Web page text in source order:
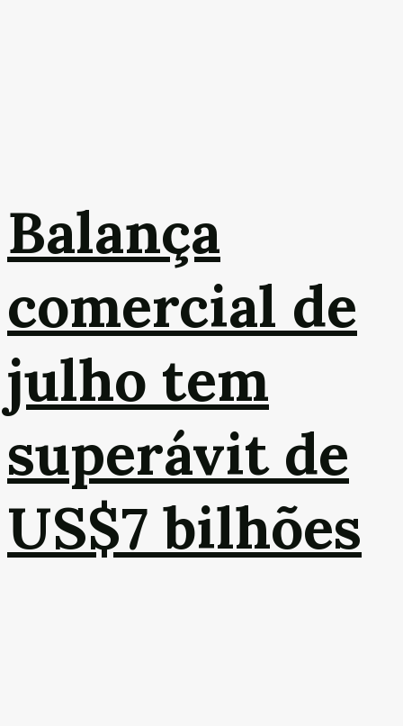
Balança
comercial de
julho tem
superávit de
US$7 bilhões